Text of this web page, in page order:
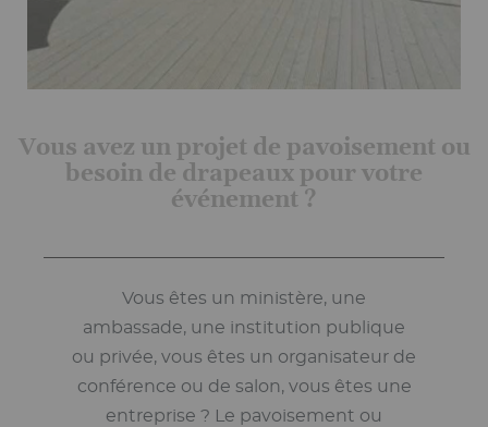
Vous avez un projet de pavoisement ou
besoin de drapeaux pour votre
événement ?
Vous êtes un ministère, une
ambassade, une institution publique
ou privée, vous êtes un organisateur de
conférence ou de salon, vous êtes une
entreprise ? Le pavoisement ou